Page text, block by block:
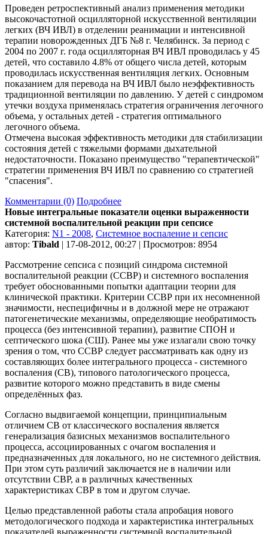
Проведен ретроспективный анализ применения методики
высокочастотной осцилляторной искусственной вентиляции
легких (ВЧ ИВЛ) в отделении реанимации и интенсивной
терапии новорожденных ДГБ №8 г. Челябинск. За период с
2004 по 2007 г. года осцилляторная ВЧ ИВЛ проводилась у 45
детей, что составило 4.8% от общего числа детей, которым
проводилась искусственная вентиляция легких. Основным
показанием для перевода на ВЧ ИВЛ было неэффективность
традиционной вентиляции по давлению. У детей с синдромом
утечки воздуха применялась стратегия ограничения легочного
объема, у остальных детей - стратегия оптимального
легочного объема.
Отмечена высокая эффективность методики для стабилизации
состояния детей с тяжелыми формами дыхательной
недостаточности. Показано преимущество "терапевтической"
стратегии применения ВЧ ИВЛ по сравнению со стратегией
"спасения".
Комментарии (0) Подробнее
Новые интегральные показатели оценки выраженности
системной воспалительной реакции при сепсисе
Категория: N1 - 2008, Системное воспаление и сепсис
автор: Tibald | 17-08-2012, 00:27 | Просмотров: 8954
Рассмотрение сепсиса с позиций синдрома системной
воспалительной реакции (ССВР) и системного воспаления
требует обоснованными попытки адаптации теории для
клинической практики. Критерии ССВР при их несомненной
значимости, неспецифичны и в должной мере не отражают
патогенетические механизмы, определяющие необратимость
процесса (без интенсивной терапии), развитие СПОН и
септического шока (СШ). Ранее мы уже излагали свою точку
зрения о том, что ССВР следует рассматривать как одну из
составляющих более интегрального процесса - системного
воспаления (СВ), типового патологического процесса,
развитие которого можно представить в виде смены
определённых фаз.
Согласно выдвигаемой концепции, принципиальным
отличием СВ от классического воспаления является
генерализация базисных механизмов воспалительного
процесса, ассоциированных с очагом воспаления и
предназначенных для локального, но не системного действия.
При этом суть различий заключается не в наличии или
отсутствии СВР, а в различных качественных
характеристиках СВР в том и другом случае.
Целью представленной работы стала апробация нового
методологического подхода и характеристика интегральных
показателей выраженности системной воспалительной